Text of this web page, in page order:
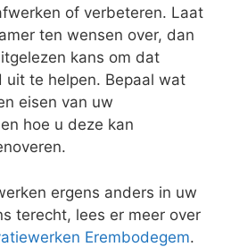
of verbeteren. Laat
ten wensen over, dan
kans om dat
uit te helpen. Bepaal wat
eisen van uw
hoe u deze kan
ergens anders in uw
terecht, lees er meer over
Erembodegem.